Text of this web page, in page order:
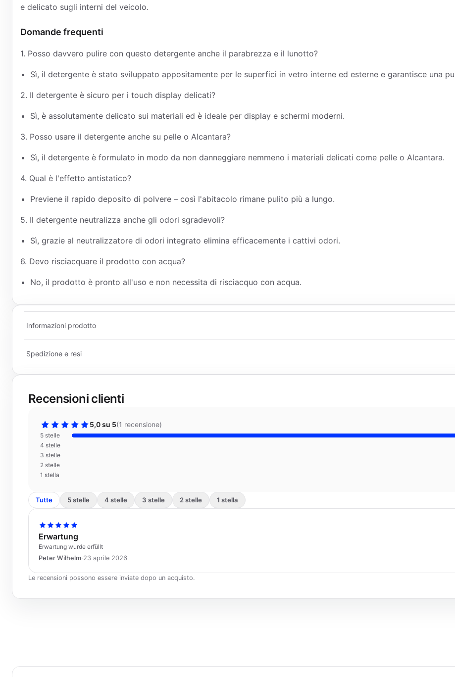
e delicato sugli interni del veicolo.
Domande frequenti
1. Posso davvero pulire con questo detergente anche il parabrezza e il lunotto?
Sì, il detergente è stato sviluppato appositamente per le superfici in vetro interne ed esterne e garantisce una
2. Il detergente è sicuro per i touch display delicati?
Sì, è assolutamente delicato sui materiali ed è ideale per display e schermi moderni.
3. Posso usare il detergente anche su pelle o Alcantara?
Sì, il detergente è formulato in modo da non danneggiare nemmeno i materiali delicati come pelle o Alcantara.
4. Qual è l'effetto antistatico?
Previene il rapido deposito di polvere – così l'abitacolo rimane pulito più a lungo.
5. Il detergente neutralizza anche gli odori sgradevoli?
Sì, grazie al neutralizzatore di odori integrato elimina efficacemente i cattivi odori.
6. Devo risciacquare il prodotto con acqua?
No, il prodotto è pronto all'uso e non necessita di risciacquo con acqua.
Informazioni prodotto
Spedizione e resi
Recensioni clienti
5,0 su 5(1 recensione)
5 stelle
4 stelle
3 stelle
2 stelle
1 stella
Tutte 5 stelle 4 stelle 3 stelle 2 stelle 1 stella
Erwartung
Erwartung wurde erfüllt
Peter Wilhelm·23 aprile 2026
Le recensioni possono essere inviate dopo un acquisto.